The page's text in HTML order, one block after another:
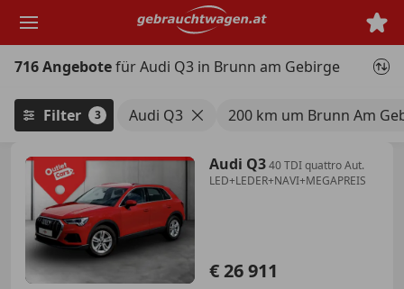
Hauptinhalt
716 Angebotefür Audi Q3 in Brunn am Gebirge
Filter 3 Audi Q3 200 km um Brunn Am
Audi Q340 TDI quattro Aut.
LED+LEDER+NAVI+MEGAPREIS
€ 26 911